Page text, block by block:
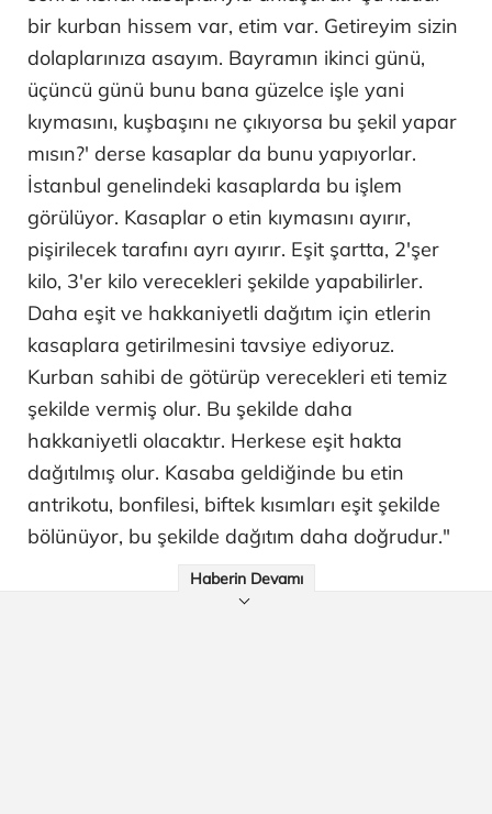
bir kurban hissem var, etim var. Getireyim sizin
dolaplarınıza asayım. Bayramın ikinci günü,
üçüncü günü bunu bana güzelce işle yani
kıymasını, kuşbaşını ne çıkıyorsa bu şekil yapar
mısın?' derse kasaplar da bunu yapıyorlar.
İstanbul genelindeki kasaplarda bu işlem
görülüyor. Kasaplar o etin kıymasını ayırır,
pişirilecek tarafını ayrı ayırır. Eşit şartta, 2'şer
kilo, 3'er kilo verecekleri şekilde yapabilirler.
Daha eşit ve hakkaniyetli dağıtım için etlerin
kasaplara getirilmesini tavsiye ediyoruz.
Kurban sahibi de götürüp verecekleri eti temiz
şekilde vermiş olur. Bu şekilde daha
hakkaniyetli olacaktır. Herkese eşit hakta
dağıtılmış olur. Kasaba geldiğinde bu etin
antrikotu, bonfilesi, biftek kısımları eşit şekilde
bölünüyor, bu şekilde dağıtım daha doğrudur."
Haberin Devamı